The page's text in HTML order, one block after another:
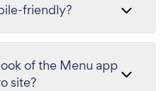
friendly?
of the Menu app
site?